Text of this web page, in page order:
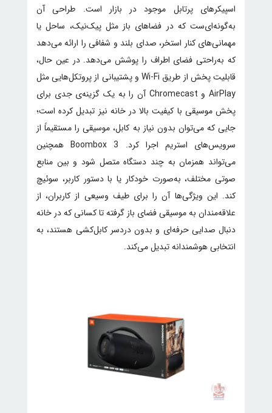
اسپیکرهای پرتابل موجود در بازار است. طراحی آن
به‌گونه‌ای‌ست که در فضاهای باز مثل پیک‌نیک، ساحل یا
مهمانی‌های کنار استخر، صدای بلند و شفافی را ارائه می‌دهد
که به‌راحتی فضای اطراف را پوشش می‌دهد. در عین حال،
قابلیت پخش از طریق Wi-Fi و پشتیبانی از پروتکل‌هایی مثل
AirPlay و Chromecast آن را به یک گزینه‌ی جدی برای
پخش موسیقی با کیفیت بالا در خانه نیز تبدیل کرده است؛
جایی که می‌توان بدون نیاز به کابل، موسیقی را مستقیماً از
سرویس‌های استریم اجرا کرد. Boombox 3 همچنین
می‌تواند همزمان به چند دستگاه متصل شود و بین منابع
صوتی مختلف، به‌صورت خودکار یا با دستور کاربر، سوئیچ
کند. این ویژگی‌ها آن را برای طیف وسیعی از کاربران، از
علاقه‌مندان به موسیقی فضای باز گرفته تا کسانی که در خانه
دنبال صدایی حرفه‌ای و بدون دردسر کابل‌کشی هستند، به
انتخابی هوشمندانه تبدیل می‌کند.